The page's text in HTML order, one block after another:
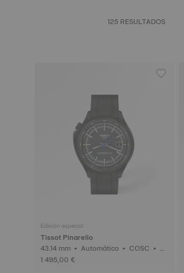
125 RESULTADOS
Edición especial
Tissot Pinarello
43.14 mm • Automático • COSC • C
arbono forjado
1 495,00 €